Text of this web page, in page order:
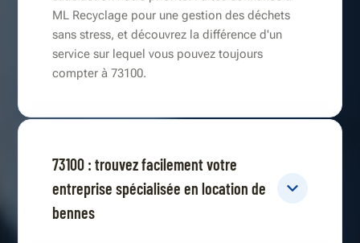
ML Recyclage pour une gestion des déchets
sans stress, et découvrez la différence d'un
service sur lequel vous pouvez toujours
compter à 73100.
73100 : trouvez facilement votre
entreprise spécialisée en location de
bennes